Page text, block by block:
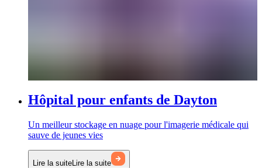
Hôpital pour enfants de Dayton
Un meilleur stockage en nuage pour l'imagerie médicale qui
sauve de jeunes vies
Lire la suite Lire la suite